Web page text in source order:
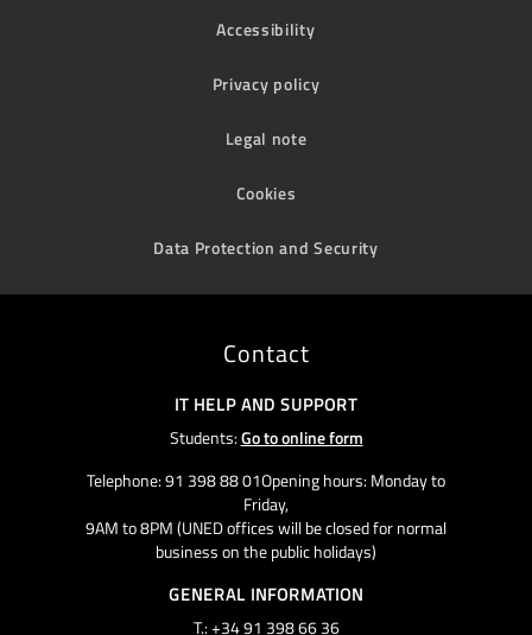
Accessibility
Privacy policy
Legal note
Cookies
Data Protection and Security
Contact
IT HELP AND SUPPORT
Students:Go to online form
Telephone: 91 398 88 01Opening hours: Monday to
Friday,
9AM to 8PM (UNED offices will be closed for normal
business on the public holidays)
GENERAL INFORMATION
T.: +34 91 398 66 36